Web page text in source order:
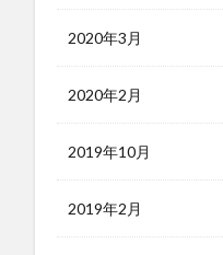
2020年3月
2020年2月
2019年10月
2019年2月